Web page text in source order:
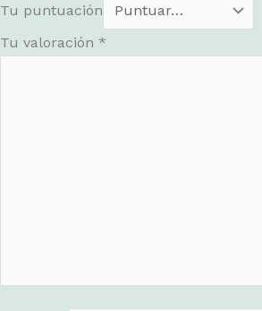
Tu puntuación
Tu valoración *